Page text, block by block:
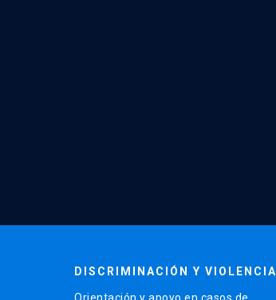
DISCRIMINACIÓN Y VIOLENCIA
Orientación y apoyo en casos de